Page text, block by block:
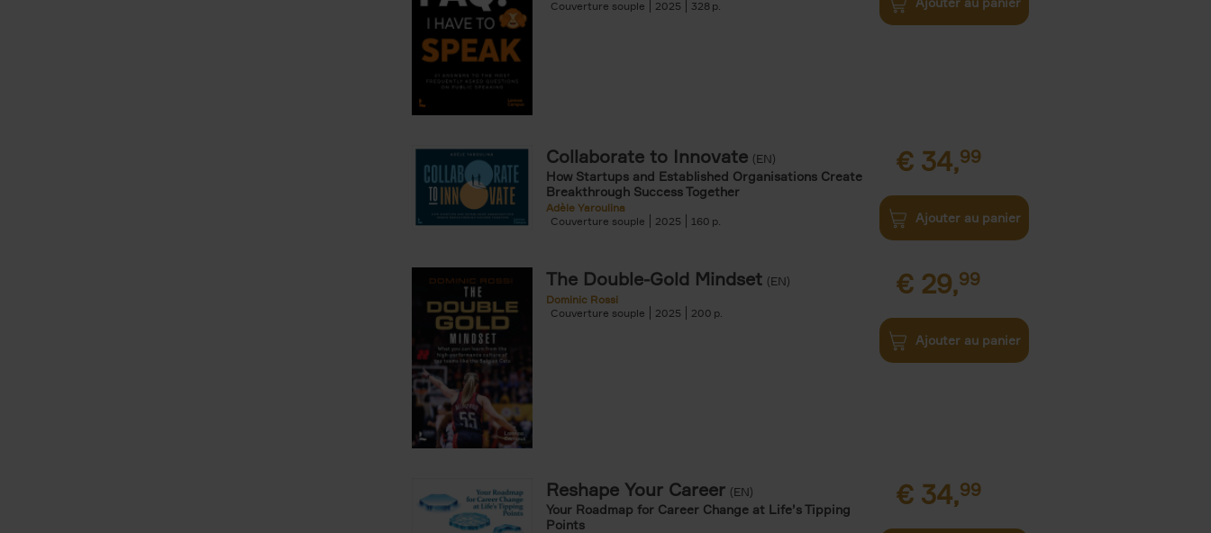
Couverture souple
2025 328
Collaborate to Innovate (EN)
How Startups and Established Organisations Create
Breakthrough Success Together
Adèle Yaroulina
Couverture souple
2025 160
€ 34,99
Ajouter au panier
The Double-Gold Mindset (EN)
Dominic Rossi
Couverture souple
2025 200
€ 29,99
Ajouter au panier
Reshape Your Career (EN)
Your Roadmap for Career Change at Life’s Tipping
Points
€ 34,99